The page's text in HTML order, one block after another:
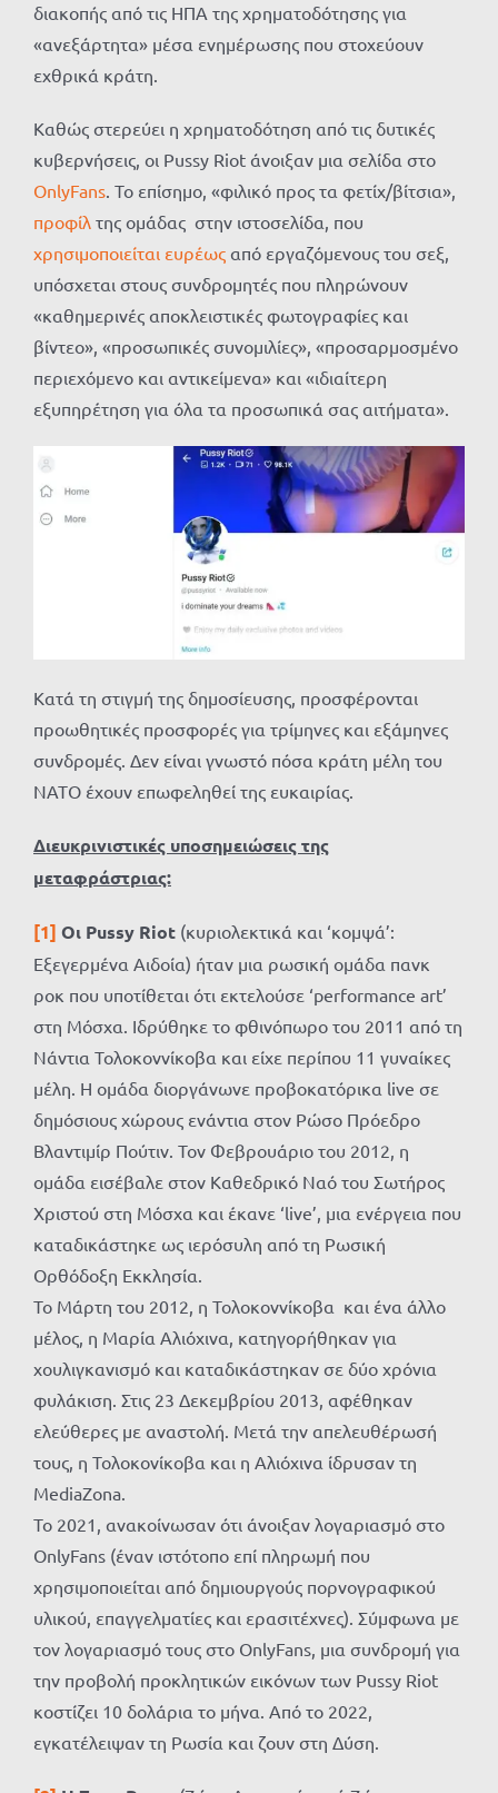
διακοπής από τις ΗΠΑ της χρηματοδότησης για
«ανεξάρτητα» μέσα ενημέρωσης που στοχεύουν
εχθρικά κράτη.
Καθώς στερεύει η χρηματοδότηση από τις δυτικές
κυβερνήσεις, οι Pussy Riot άνοιξαν μια σελίδα στο
OnlyFans. Το επίσημο, «φιλικό προς τα φετίχ/βίτσια»,
προφίλ της ομάδας στην ιστοσελίδα, που
χρησιμοποιείται ευρέως από εργαζόμενους του σεξ,
υπόσχεται στους συνδρομητές που πληρώνουν
«καθημερινές αποκλειστικές φωτογραφίες και
βίντεο», «προσωπικές συνομιλίες», «προσαρμοσμένο
περιεχόμενο και αντικείμενα» και «ιδιαίτερη
εξυπηρέτηση για όλα τα προσωπικά σας αιτήματα».
Κατά τη στιγμή της δημοσίευσης, προσφέρονται
προωθητικές προσφορές για τρίμηνες και εξάμηνες
συνδρομές. Δεν είναι γνωστό πόσα κράτη μέλη του
ΝΑΤΟ έχουν επωφεληθεί της ευκαιρίας.
Διευκρινιστικές υποσημειώσεις της
μεταφράστριας:
[1] Οι Pussy Riot (κυριολεκτικά και ‘κομψά’:
Εξεγερμένα Αιδοία) ήταν μια ρωσική ομάδα πανκ
ροκ που υποτίθεται ότι εκτελούσε ‘performance art’
στη Μόσχα. Ιδρύθηκε το φθινόπωρο του 2011 από τη
Νάντια Τολοκοννίκοβα και είχε περίπου 11 γυναίκες
μέλη. Η ομάδα διοργάνωνε προβοκατόρικα live σε
δημόσιους χώρους ενάντια στον Ρώσο Πρόεδρο
Βλαντιμίρ Πούτιν. Τον Φεβρουάριο του 2012, η
ομάδα εισέβαλε στον Καθεδρικό Ναό του Σωτήρος
Χριστού στη Μόσχα και έκανε ‘live’, μια ενέργεια που
καταδικάστηκε ως ιερόσυλη από τη Ρωσική
Ορθόδοξη Εκκλησία.
Το Μάρτη του 2012, η Τολοκοννίκοβα και ένα άλλο
μέλος, η Μαρία Αλιόχινα, κατηγορήθηκαν για
χουλιγκανισμό και καταδικάστηκαν σε δύο χρόνια
φυλάκιση. Στις 23 Δεκεμβρίου 2013, αφέθηκαν
ελεύθερες με αναστολή. Μετά την απελευθέρωσή
τους, η Τολοκονίκοβα και η Αλιόχινα ίδρυσαν τη
MediaZona.
Το 2021, ανακοίνωσαν ότι άνοιξαν λογαριασμό στο
OnlyFans (έναν ιστότοπο επί πληρωμή που
χρησιμοποιείται από δημιουργούς πορνογραφικού
υλικού, επαγγελματίες και ερασιτέχνες). Σύμφωνα με
τον λογαριασμό τους στο OnlyFans, μια συνδρομή για
την προβολή προκλητικών εικόνων των Pussy Riot
κοστίζει 10 δολάρια το μήνα. Από το 2022,
εγκατέλειψαν τη Ρωσία και ζουν στη Δύση.